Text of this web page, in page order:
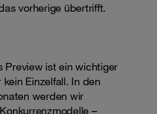
vorherige übertrifft.
Preview ist ein wichtiger
Einzelfall. In den
werden wir
–